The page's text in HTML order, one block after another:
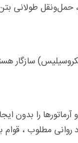
حمل‌ونقل طولانی
سازگار
را بدون